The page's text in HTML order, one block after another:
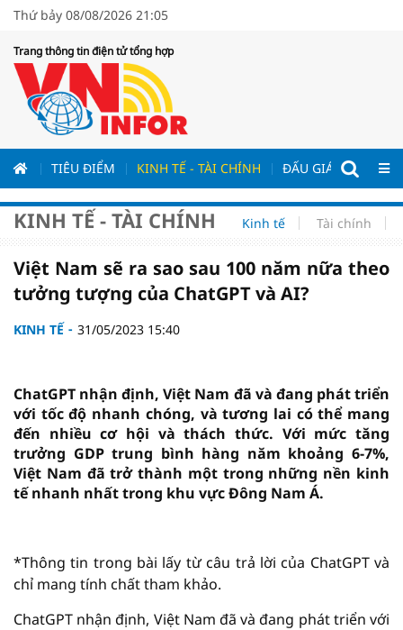
Thứ bảy 08/08/2026 21:05
Trang thông tin điện tử tổng hợp
TIÊU ĐIỂM KINH TẾ - TÀI CHÍNH ĐẤU GIÁ - ĐẤU
KINH TẾ - TÀI CHÍNH Kinh tế Tài chính
Việt Nam sẽ ra sao sau 100 năm nữa theo
tưởng tượng của ChatGPT và AI?
KINH TẾ 31/05/2023 15:40
ChatGPT nhận định, Việt Nam đã và đang phát triển
với tốc độ nhanh chóng, và tương lai có thể mang
đến nhiều cơ hội và thách thức. Với mức tăng
trưởng GDP trung bình hàng năm khoảng 6-7%,
Việt Nam đã trở thành một trong những nền kinh
tế nhanh nhất trong khu vực Đông Nam Á.
*Thông tin trong bài lấy từ câu trả lời của ChatGPT và
chỉ mang tính chất tham khảo.
ChatGPT nhận định, Việt Nam đã và đang phát triển với